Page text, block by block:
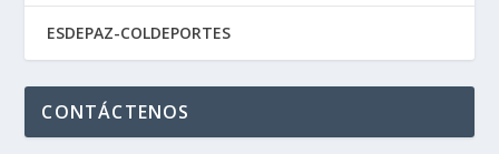
ESDEPAZ-COLDEPORTES
CONTÁCTENOS